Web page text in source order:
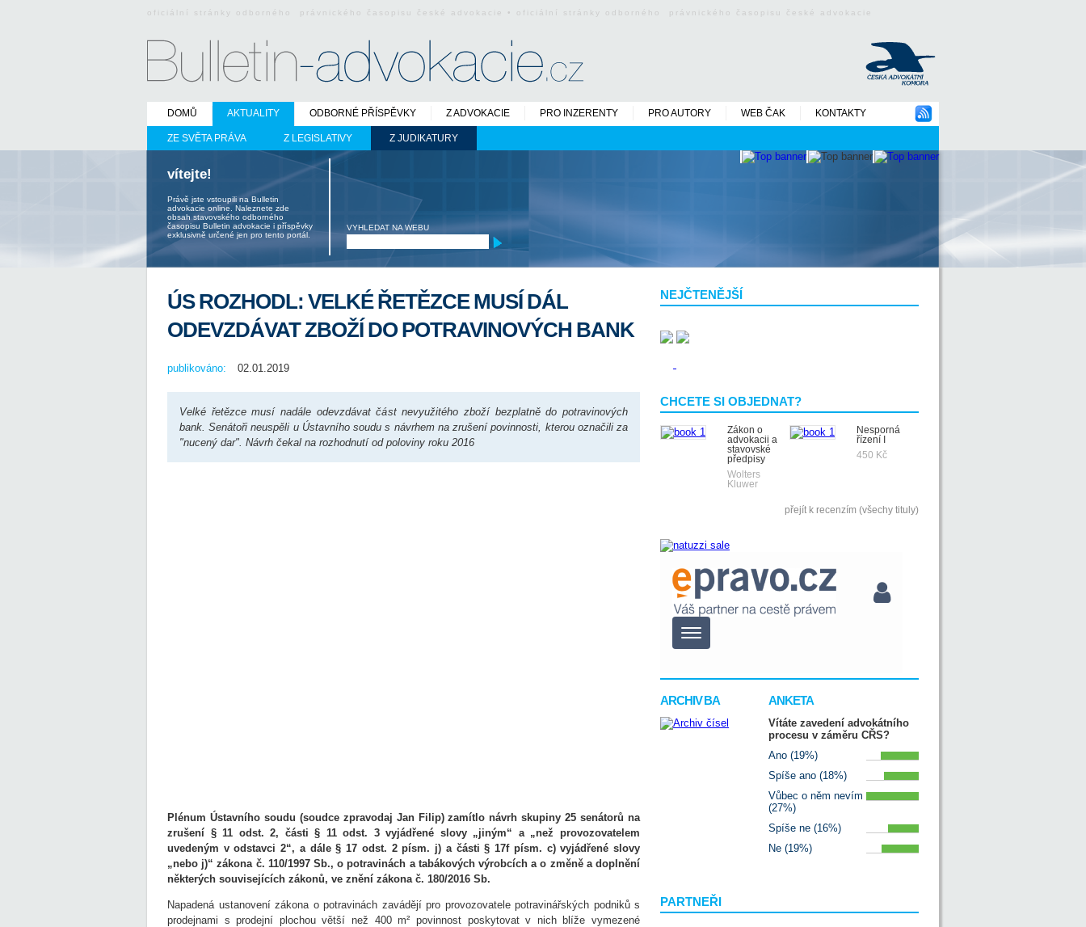
oficiální stránky odborného právnického časopisu české advokacie • oficiální stránky odborného právnického časopisu české advokacie
DOMŮ AKTUALITY
ZE SVĚTA PRÁVA Z LEGISLATIVY Z JUDIKATURY
ODBORNÉ PŘÍSPĚVKY Z ADVOKACIE PRO INZERENTY PRO AUTORY WEB ČAK KONTAKTY
vítejte!
Právě jste vstoupili na Bulletin
advokacie online. Naleznete zde
obsah stavovského odborného
časopisu Bulletin advokacie i příspěvky
exklusivně určené jen pro tento portál.
VYHLEDAT NA WEBU
NEJČTENĚJŠÍ
CHCETE SI OBJEDNAT?
Zákon o
advokacii a
stavovské
předpisy
Wolters
Kluwer
Nesporná
řízení I
450 Kč
přejít k recenzím (všechy tituly)
ARCHIV BA ANKETA
Vítáte zavedení advokátního
procesu v záměru CŘS?
Ano (19%)
Spíše ano (18%)
Vůbec o něm nevím
(27%)
Spíše ne (16%)
Ne (19%)
PARTNEŘI
ÚS ROZHODL: VELKÉ ŘETĚZCE MUSÍ DÁL
ODEVZDÁVAT ZBOŽÍ DO POTRAVINOVÝCH BANK
publikováno: 02.01.2019
Velké řetězce musí nadále odevzdávat část nevyužitého zboží bezplatně do potravinových
bank. Senátoři neuspěli u Ústavního soudu s návrhem na zrušení povinnosti, kterou označili za
"nucený dar". Návrh čekal na rozhodnutí od poloviny roku 2016
Plénum Ústavního soudu (soudce zpravodaj Jan Filip) zamítlo návrh skupiny 25 senátorů na
zrušení § 11 odst. 2, části § 11 odst. 3 vyjádřené slovy „jiným“ a „než provozovatelem
uvedeným v odstavci 2“, a dále § 17 odst. 2 písm. j) a části § 17f písm. c) vyjádřené slovy
„nebo j)“ zákona č. 110/1997 Sb., o potravinách a tabákových výrobcích a o změně a doplnění
některých souvisejících zákonů, ve znění zákona č. 180/2016 Sb.
Napadená ustanovení zákona o potravinách zavádějí pro provozovatele potravinářských podniků s
prodejnami s prodejní plochou větší než 400 m² povinnost poskytovat v nich blíže vymezené